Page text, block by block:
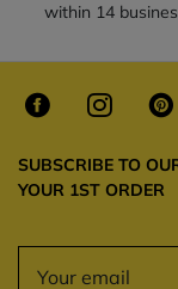
within 14
SUBSCRIBE TO
YOUR 1ST ORDER